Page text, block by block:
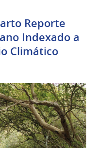
Reporte
Indexado a
Climático